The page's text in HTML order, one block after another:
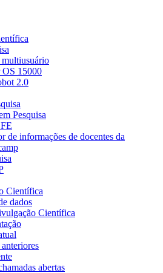
OS 15000
2.0
Pesquisa
de informações de docentes da
Científica
dados
Científica
abertas